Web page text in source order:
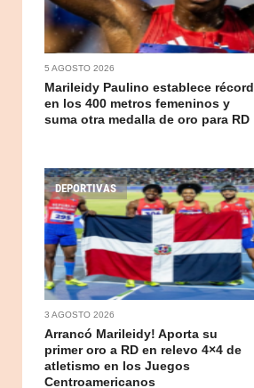
5 AGOSTO 2026
Marileidy Paulino establece récord
en los 400 metros femeninos y
suma otra medalla de oro para RD
DEPORTIVAS
3 AGOSTO 2026
Arrancó Marileidy! Aporta su
primer oro a RD en relevo 4×4 de
atletismo en los Juegos
Centroamericanos